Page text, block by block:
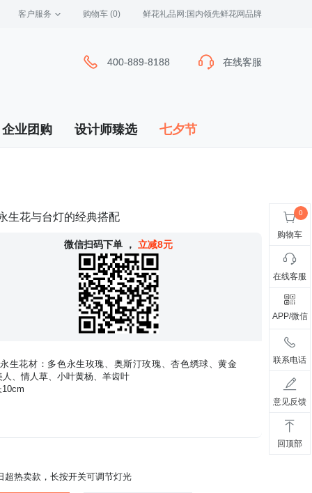
客户服务 购物车 (0) 鲜花礼品网:国内领先鲜花网品牌
400-889-8188 在线客服
400-889-8188 在线客服
企业团购 设计师臻选 七夕节
生花与台灯的经典搭配
微信扫码下单 ， 立减8元
生花材：多色永生玫瑰、奥斯汀玫瑰、杏色绣球、黄金
、情人草、小叶黄杨、羊齿叶
超热卖款，长按开关可调节灯光
购物车
在线客服
APP/微信
联系电话
意见反馈
回顶部